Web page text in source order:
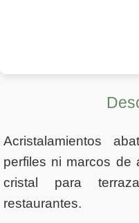
Acristalamientos
perfiles ni marcos de
cristal para
restaurantes.